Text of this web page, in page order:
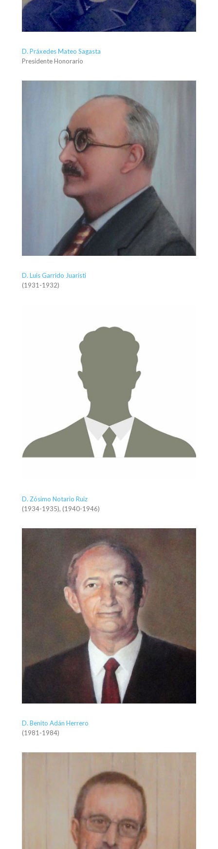
D. Práxedes Mateo Sagasta
Presidente Honorario
D. Luis Garrido Juaristi
(1931-1932)
D. Zósimo Notario Ruiz
(1934-1935), (1940-1946)
D. Benito Adán Herrero
(1981-1984)